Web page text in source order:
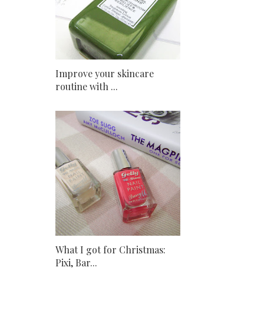
Improve your skincare
routine with ...
What I got for Christmas:
Pixi, Bar...